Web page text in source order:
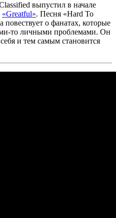
выпустил в начале
«Greatful». Песня «Hard To
повествует о фанатах, которые
то личными проблемами. Он
и тем самым становится